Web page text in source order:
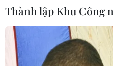
Ấn Độ thử thành công tên
đạo Agni-4, tầm bắn
06/08/2026 23:17
Thành lập Khu Công